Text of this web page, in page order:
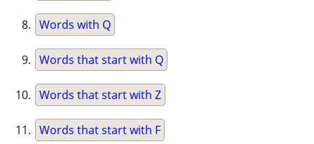
Words with Q
Words that start with Q
Words that start with Z
Words that start with F